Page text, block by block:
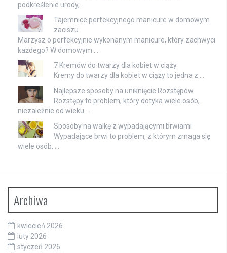
podkreślenie urody, …
Tajemnice perfekcyjnego manicure w domowym
zaciszu
Marzysz o perfekcyjnie wykonanym manicure, który zachwyci
każdego? W domowym …
7 Kremów do twarzy dla kobiet w ciąży
Kremy do twarzy dla kobiet w ciąży to jedna z …
Najlepsze sposoby na uniknięcie Rozstępów
Rozstępy to problem, który dotyka wiele osób,
niezależnie od wieku …
Sposoby na walkę z wypadającymi brwiami
Wypadające brwi to problem, z którym zmaga się
wiele osób, …
Archiwa
kwiecień 2026
luty 2026
styczeń 2026